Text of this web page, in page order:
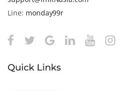
Line: monday99r
Quick Links